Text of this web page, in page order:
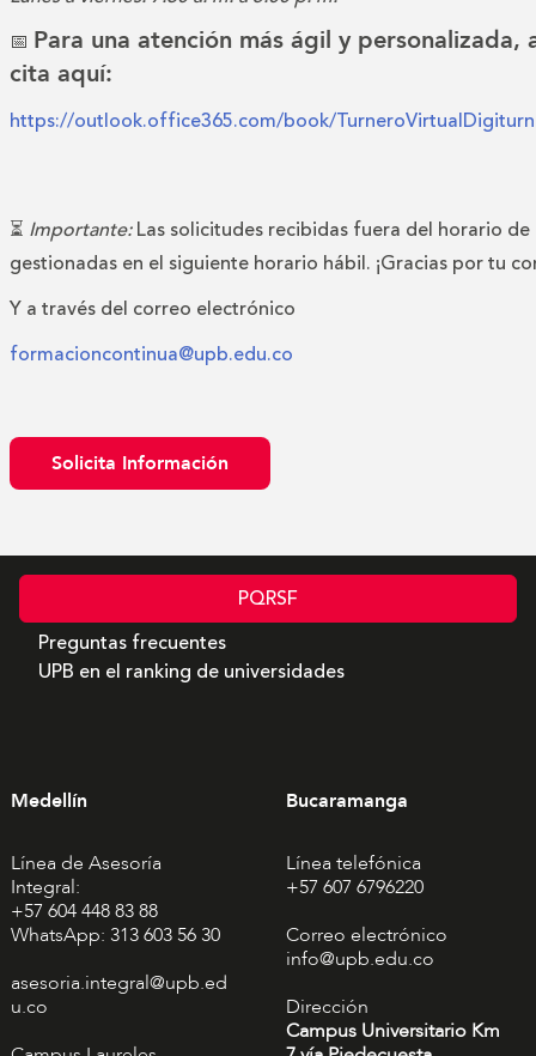
📅 Para una atención más ágil y personalizada,
cita aquí:
https://outlook.office365.com/book/
⏳ Importante:Las solicitudes recibidas fuera del horario de
gestionadas en el siguiente horario hábil. ¡Gracias por tu
Y a través del correo electrónico
formacioncontinua@upb.edu.co
Solicita Información
PQRSF
Preguntas frecuentes
UPB en el ranking de universidades
Medellín
Línea de Asesoría
Integral:
+57 604 448 83 88
WhatsApp: 313 603 56 30
asesoria.integral@upb.ed
u.co
Bucaramanga
Línea telefónica
+57 607 6796220
Correo electrónico
info@upb.edu.co
Dirección
Campus Universitario Km